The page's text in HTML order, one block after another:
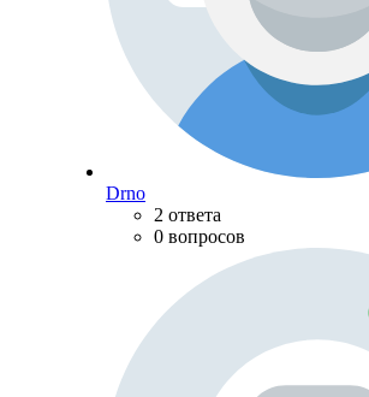
Drno
2 ответа
0 вопросов